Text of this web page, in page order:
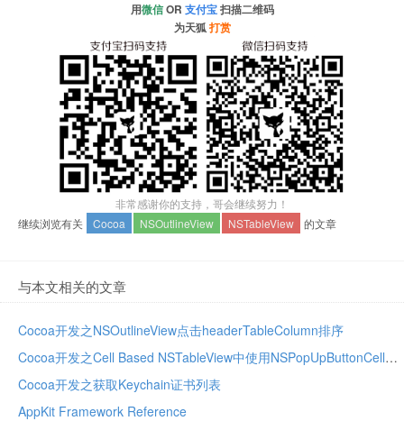
用微信OR 支付宝扫描二维码
为天狐打赏
非常感谢你的支持，哥会继续努力！
继续浏览有关
Cocoa NSOutlineView NSTableView 的文章
与本文相关的文章
Cocoa开发之NSOutlineView点击headerTableColumn排序
Cocoa开发之Cell Based NSTableView中使用NSPopUpButtonCell
Cocoa开发之获取Keychain证书列表
AppKit Framework Reference